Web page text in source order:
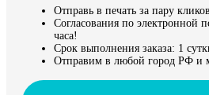
Отправь в печать за пару
Согласования по электронной
часа!
Срок выполнения заказа: 1
Отправим в любой город РФ и